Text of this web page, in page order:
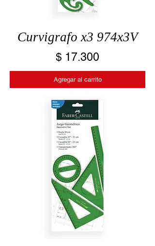
Curvigrafo x3 974x3V
Precio
$ 17.300
Agregar al carrito